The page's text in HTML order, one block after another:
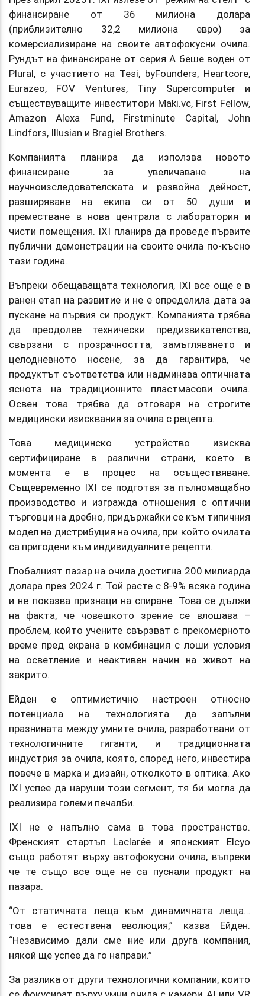
финансиране от 36 милиона долара
(приблизително 32,2 милиона евро) за
комерсиализиране на своите автофокусни очила.
Рундът на финансиране от серия A беше воден от
Plural, с участието на Tesi, byFounders, Heartcore,
Eurazeo, FOV Ventures, Tiny Supercomputer и
съществуващите инвеститори Maki.vc, First Fellow,
Amazon Alexa Fund, Firstminute Capital, John
Lindfors, Illusian и Bragiel Brothers.
Компанията планира да използва новото
финансиране за увеличаване на
научноизследователската и развойна дейност,
разширяване на екипа си от 50 души и
преместване в нова централа с лаборатория и
чисти помещения. IXI планира да проведе първите
публични демонстрации на своите очила по-късно
тази година.
Въпреки обещаващата технология, IXI все още е в
ранен етап на развитие и не е определила дата за
пускане на първия си продукт. Компанията трябва
да преодолее технически предизвикателства,
свързани с прозрачността, замъгляването и
целодневното носене, за да гарантира, че
продуктът съответства или надминава оптичната
яснота на традиционните пластмасови очила.
Освен това трябва да отговаря на строгите
медицински изисквания за очила с рецепта.
Това медицинско устройство изисква
сертифициране в различни страни, което в
момента е в процес на осъществяване.
Същевременно IXI се подготвя за пълномащабно
производство и изгражда отношения с оптични
търговци на дребно, придържайки се към типичния
модел на дистрибуция на очила, при който очилата
са пригодени към индивидуалните рецепти.
Глобалният пазар на очила достигна 200 милиарда
долара през 2024 г. Той расте с 8-9% всяка година
и не показва признаци на спиране. Това се дължи
на факта, че човешкото зрение се влошава –
проблем, който учените свързват с прекомерното
време пред екрана в комбинация с лоши условия
на осветление и неактивен начин на живот на
закрито.
Ейден е оптимистично настроен относно
потенциала на технологията да запълни
празнината между умните очила, разработвани от
технологичните гиганти, и традиционната
индустрия за очила, която, според него, инвестира
повече в марка и дизайн, отколкото в оптика. Ако
IXI успее да наруши този сегмент, тя би могла да
реализира големи печалби.
IXI не е напълно сама в това пространство.
Френският стартъп Laclarée и японският Elcyo
също работят върху автофокусни очила, въпреки
че те също все още не са пуснали продукт на
пазара.
“От статичната леща към динамичната леща…
това е естествена еволюция,” казва Ейден.
“Независимо дали сме ние или друга компания,
някой ще успее да го направи.”
За разлика от други технологични компании, които